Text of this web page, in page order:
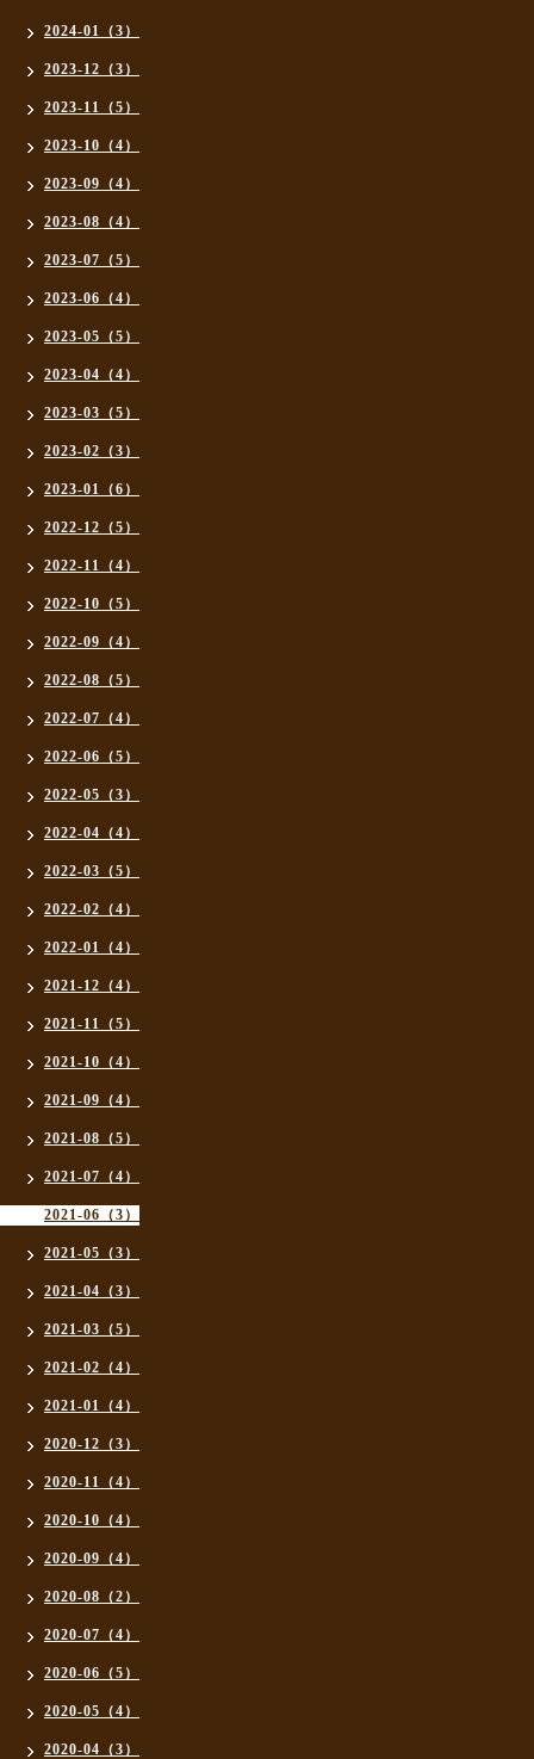
2024-01（3）
2023-12（3）
2023-11（5）
2023-10（4）
2023-09（4）
2023-08（4）
2023-07（5）
2023-06（4）
2023-05（5）
2023-04（4）
2023-03（5）
2023-02（3）
2023-01（6）
2022-12（5）
2022-11（4）
2022-10（5）
2022-09（4）
2022-08（5）
2022-07（4）
2022-06（5）
2022-05（3）
2022-04（4）
2022-03（5）
2022-02（4）
2022-01（4）
2021-12（4）
2021-11（5）
2021-10（4）
2021-09（4）
2021-08（5）
2021-07（4）
2021-06（3）
2021-05（3）
2021-04（3）
2021-03（5）
2021-02（4）
2021-01（4）
2020-12（3）
2020-11（4）
2020-10（4）
2020-09（4）
2020-08（2）
2020-07（4）
2020-06（5）
2020-05（4）
2020-04（3）